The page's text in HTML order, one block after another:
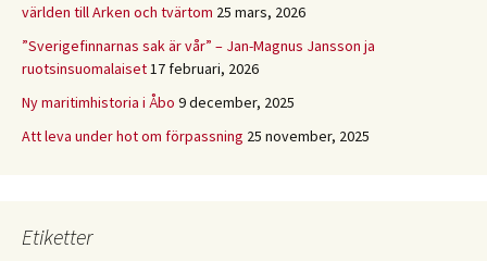
världen till Arken och tvärtom 25 mars, 2026
”Sverigefinnarnas sak är vår” – Jan-Magnus Jansson ja
ruotsinsuomalaiset17 februari, 2026
Ny maritimhistoria i Åbo 9 december, 2025
Att leva under hot om förpassning 25 november, 2025
Etiketter